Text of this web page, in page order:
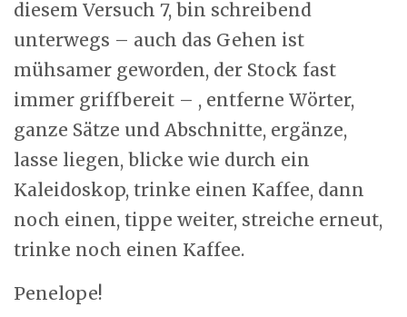
diesem Versuch 7, bin schreibend
unterwegs – auch das Gehen ist
mühsamer geworden, der Stock fast
immer griffbereit – , entferne Wörter,
ganze Sätze und Abschnitte, ergänze,
lasse liegen, blicke wie durch ein
Kaleidoskop, trinke einen Kaffee, dann
noch einen, tippe weiter, streiche erneut,
trinke noch einen Kaffee.
Penelope!